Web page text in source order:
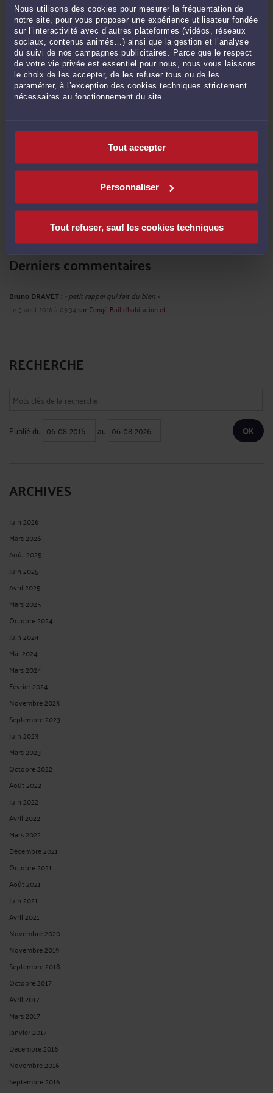
Nous utilisons des cookies pour mesurer la fréquentation de
notre site, pour vous proposer une expérience utilisateur fondée
sur l’interactivité avec d’autres plateformes (vidéos, réseaux
sociaux, contenus animés…) ainsi que la gestion et l’analyse
du suivi de nos campagnes publicitaires. Parce que le respect
de votre vie privée est essentiel pour nous, nous vous laissons
le choix de les accepter, de les refuser tous ou de les
paramétrer, à l’exception des cookies techniques strictement
nécessaires au fonctionnement du site.
Tout accepter
Personnaliser
Tout refuser, sauf les cookies techniques
Le rapport d'un capital d'assurance-vie à l'actif de la succession-Le 27 mars
2026 à 10:31
Les préjudices subis par les proches de la victime décédée dans un accident
de la circulation -Le 18 mars 2026 à 10:40
Actualités jurisprudentielles en Droit de la famille- Le 26 août 2025 à 15:37
Etre indemnisé d'un accident de la route-Le 18 juin 2025 à 16:35
Les préjudices des victimes directes en cas de survie de la victime directe
Les préjudices des victimes indirectes en cas de décès de la victime directe
Les préjudices liés à des pathologies évolutives-Le 18 juin 2025 à 16:13
Le 18 juin 2025 à 16:07
Derniers commentaires
Bruno DRAVET :« petit rappel qui fait du bien »
Le 5 août 2016 à 09:34 sur Congé Bail d'habitation et ...
RECHERCHE
Publié du au
ARCHIVES
Juin 2026
Mars 2026
Août 2025
Juin 2025
Avril 2025
Mars 2025
Octobre 2024
Juin 2024
Mai 2024
Mars 2024
Février 2024
Novembre 2023
Septembre 2023
Juin 2023
Mars 2023
Octobre 2022
Août 2022
Juin 2022
Avril 2022
Mars 2022
Décembre 2021
Octobre 2021
Août 2021
Juin 2021
Avril 2021
Novembre 2020
Novembre 2019
Septembre 2018
Octobre 2017
Avril 2017
Mars 2017
Janvier 2017
Décembre 2016
Novembre 2016
Septembre 2016